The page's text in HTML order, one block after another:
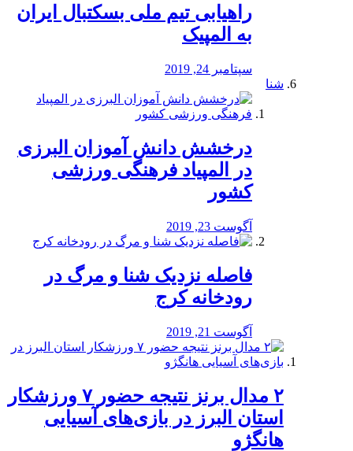
راهیابی تیم ملی بسکتبال ایران
به المپیک
سپتامبر 24, 2019
شنا
درخشش دانش آموزان البرزی
در المپیاد فرهنگی ورزشی
کشور
آگوست 23, 2019
️فاصله نزدیک شنا و مرگ در
رودخانه کرج
آگوست 21, 2019
۲ مدال برنز نتیجه حضور ۷ ورزشکار
استان البرز در بازی‌های آسیایی
هانگژو